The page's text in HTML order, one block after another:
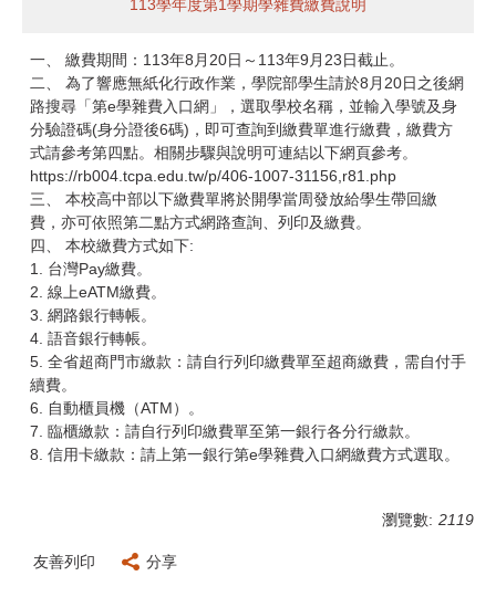
113學年度第1學期學雜費繳費說明
一、 繳費期間：113年8月20日～113年9月23日截止。
二、 為了響應無紙化行政作業，學院部學生請於8月20日之後網
路搜尋「第e學雜費入口網」，選取學校名稱，並輸入學號及身
分驗證碼(身分證後6碼)，即可查詢到繳費單進行繳費，繳費方
式請參考第四點。相關步驟與說明可連結以下網頁參考。
https://rb004.tcpa.edu.tw/p/406-1007-31156,r81.php
三、 本校高中部以下繳費單將於開學當周發放給學生帶回繳
費，亦可依照第二點方式網路查詢、列印及繳費。
四、 本校繳費方式如下:
1. 台灣Pay繳費。
2. 線上eATM繳費。
3. 網路銀行轉帳。
4. 語音銀行轉帳。
5. 全省超商門市繳款：請自行列印繳費單至超商繳費，需自付手
續費。
6. 自動櫃員機（ATM）。
7. 臨櫃繳款：請自行列印繳費單至第一銀行各分行繳款。
8. 信用卡繳款：請上第一銀行第e學雜費入口網繳費方式選取。
瀏覽數: 2119
友善列印 分享